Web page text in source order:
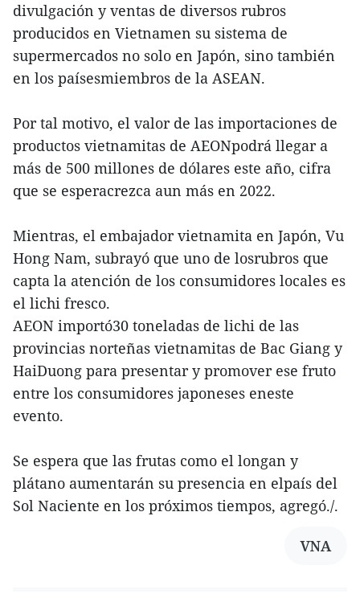
divulgación y ventas de diversos rubros
producidos en Vietnamen su sistema de
supermercados no solo en Japón, sino también
en los paísesmiembros de la ASEAN.
Por tal motivo, el valor de las importaciones de
productos vietnamitas de AEONpodrá llegar a
más de 500 millones de dólares este año, cifra
que se esperacrezca aun más en 2022.
Mientras, el embajador vietnamita en Japón, Vu
Hong Nam, subrayó que uno de losrubros que
capta la atención de los consumidores locales es
el lichi fresco.
AEON importó30 toneladas de lichi de las
provincias norteñas vietnamitas de Bac Giang y
HaiDuong para presentar y promover ese fruto
entre los consumidores japoneses eneste
evento.
Se espera que las frutas como el longan y
plátano aumentarán su presencia en elpaís del
Sol Naciente en los próximos tiempos, agregó./.
VNA